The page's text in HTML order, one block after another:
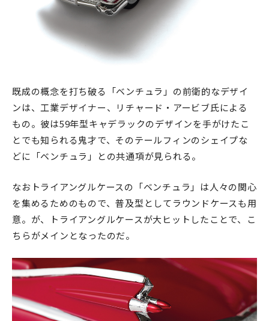
既成の概念を打ち破る「ベンチュラ」の前衛的なデザイ
ンは、工業デザイナー、リチャード・アービブ氏による
もの。彼は59年型キャデラックのデザインを手がけたこ
とでも知られる鬼才で、そのテールフィンのシェイプな
どに「ベンチュラ」との共通項が見られる。
なおトライアングルケースの「ベンチュラ」は人々の関心
を集めるためのもので、普及型としてラウンドケースも用
意。が、トライアングルケースが大ヒットしたことで、こ
ちらがメインとなったのだ。